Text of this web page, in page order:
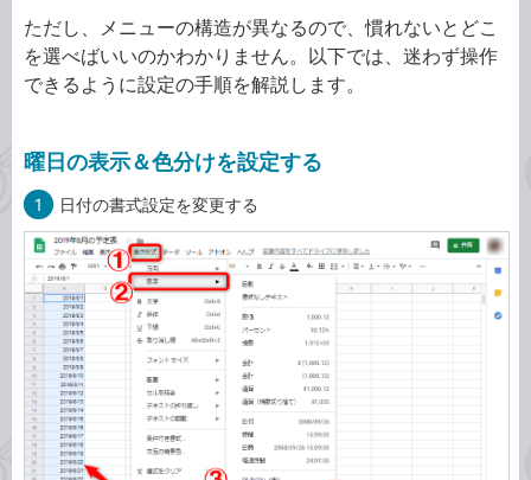
ただし、メニューの構造が異なるので、慣れないとどこ
を選べばいいのかわかりません。以下では、迷わず操作
できるように設定の手順を解説します。
曜日の表示＆色分けを設定する
1 日付の書式設定を変更する